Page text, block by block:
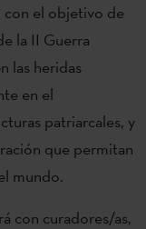
con el objetivo de
la II Guerra
las heridas
en el
patriarcales, y
que permitan
mundo.
con curadores/as,